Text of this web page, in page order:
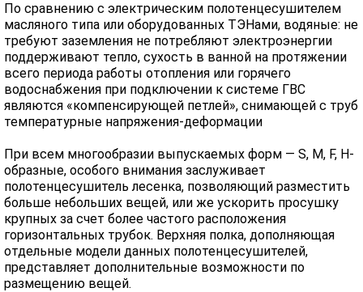
По сравнению с электрическим полотенцесушителем
масляного типа или оборудованных ТЭНами, водяные: не
требуют заземления не потребляют электроэнергии
поддерживают тепло, сухость в ванной на протяжении
всего периода работы отопления или горячего
водоснабжения при подключении к системе ГВС
являются «компенсирующей петлей», снимающей с труб
температурные напряжения-деформации
При всем многообразии выпускаемых форм — S, M, F, H-
образные, особого внимания заслуживает
полотенцесушитель лесенка, позволяющий разместить
больше небольших вещей, или же ускорить просушку
крупных за счет более частого расположения
горизонтальных трубок. Верхняя полка, дополняющая
отдельные модели данных полотенцесушителей,
представляет дополнительные возможности по
размещению вещей.